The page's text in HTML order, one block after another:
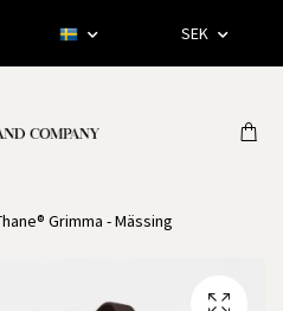
SEK
Grimma - Mässing